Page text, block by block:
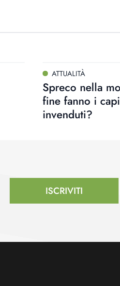
ATTUALITÀ
Spreco nella
fine fanno i capi
invenduti?
ISCRIVITI